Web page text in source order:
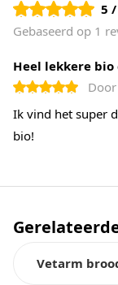
5
Gebaseerd op 1
Heel lekkere
Door
Ik vind het super
bio!
Vetarm